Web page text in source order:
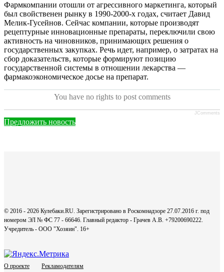
Фармкомпании отошли от агрессивного маркетинга, который
был свойственен рынку в 1990-2000-х годах, считает Давид
Мелик-Гусейнов. Сейчас компании, которые производят
рецептурные инновационные препараты, переключили свою
активность на чиновников, принимающих решения о
государственных закупках. Речь идет, например, о затратах на
сбор доказательств, которые формируют позицию
государственной системы в отношении лекарства —
фармакоэкономическое досье на препарат.
You have no rights to post comments
JComments
Предложить новость
© 2016 - 2026 Кулебаки.RU. Зарегистрировано в Роскомнадзоре 27.07.2016 г. под
номером ЭЛ № ФС 77 - 66646. Главный редактор - Грачев А.В. +79200690222.
Учредитель - ООО "Хозяин". 16+
О проекте Рекламодателям